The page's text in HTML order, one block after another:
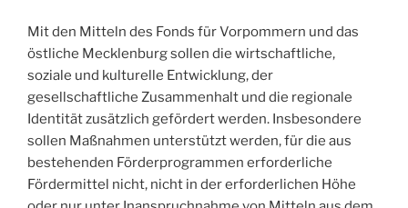
Mit den Mitteln des Fonds für Vorpommern und das
östliche Mecklenburg sollen die wirtschaftliche,
soziale und kulturelle Entwicklung, der
gesellschaftliche Zusammenhalt und die regionale
Identität zusätzlich gefördert werden. Insbesondere
sollen Maßnahmen unterstützt werden, für die aus
bestehenden Förderprogrammen erforderliche
Fördermittel nicht, nicht in der erforderlichen Höhe